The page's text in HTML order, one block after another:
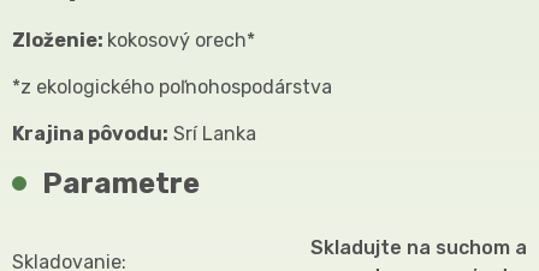
Zloženie: kokosový orech*
*z ekologického poľnohospodárstva
Krajina pôvodu: Srí Lanka
Parametre
Skladovanie
Skladujte na suchom a